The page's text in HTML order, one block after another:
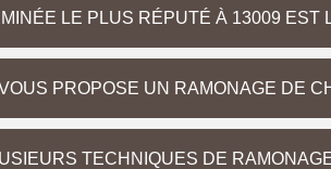
LE PLUS RÉPUTÉ À 13009 EST
PROPOSE UN RAMONAGE DE
TECHNIQUES DE